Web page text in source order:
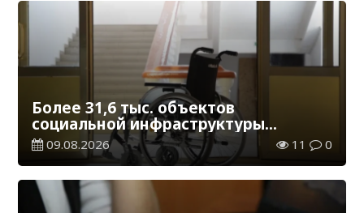
Более 31,6 тыс. объектов
социальной инфраструктуры
адаптированы для лиц с
инвалидностью
09.08.2026 11 0